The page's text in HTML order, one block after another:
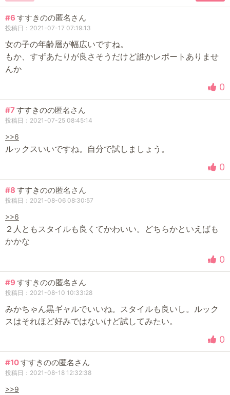
#6 すすきのの匿名さん
投稿日：2021-07-17 07:19:13
女の子の年齢層が幅広いですね。
もか、すずあたりが良さそうだけど誰かレポートありませ
んか
0
#7すすきのの匿名さん
投稿日：2021-07-25 08:45:14
>>6
ルックスいいですね。自分で試しましょう。
0
#8 すすきのの匿名さん
投稿日：2021-08-06 08:30:57
>>6
２人ともスタイルも良くてかわいい。どちらかといえばも
かかな
0
#9 すすきのの匿名さん
投稿日：2021-08-10 10:33:28
みかちゃん黒ギャルでいいね。スタイルも良いし。ルック
スはそれほど好みではないけど試してみたい。
0
#10すすきのの匿名さん
投稿日：2021-08-18 12:32:38
>>9